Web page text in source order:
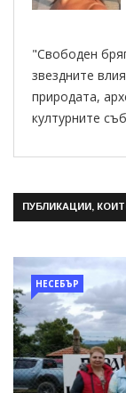
"Свободен
звездните
природата,
културните
ПУБЛИКАЦИИ,
НЕСЕБЪР